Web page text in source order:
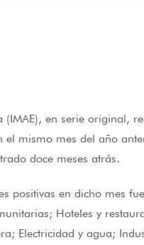
(IMAE), en serie original,
mismo mes del año
doce meses atrás.
positivas en dicho mes
Hoteles y
Electricidad y agua;